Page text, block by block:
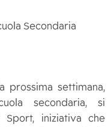
Secondaria
prossima settimana,
secondaria, si
iniziativa che